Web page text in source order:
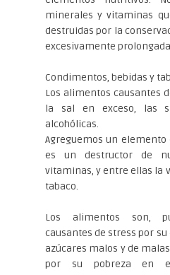
minerales y vitaminas
destruidas por la
excesivamente
Condimentos, bebidas y
Los alimentos causantes
la sal en exceso, las
alcohólicas.
Agreguemos un
es un destructor de
vitaminas, y entre ellas la
tabaco.
Los alimentos son,
causantes de stress por
azúcares malos y de
por su pobreza en